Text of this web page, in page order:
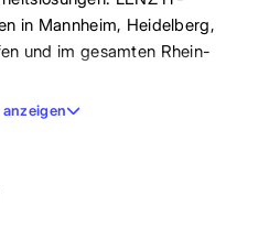
in Mannheim, Heidelberg,
und im gesamten Rhein-